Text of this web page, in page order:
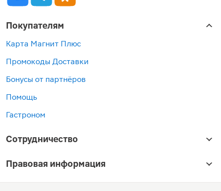
Покупателям
Карта Магнит Плюс
Промокоды Доставки
Бонусы от партнёров
Помощь
Гастроном
Сотрудничество
Правовая информация